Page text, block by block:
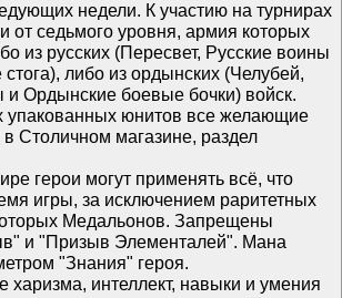
недели. К участию на турнирах
от седьмого уровня, армия которых
из русских (Пересвет, Русские воины
либо из ордынских (Челубей,
Ордынские боевые бочки) войск.
упакованных юнитов все желающие
в Столичном магазине, раздел
герои могут применять всё, что
игры, за исключением раритетных
Медальонов. Запрещены
и "Призыв Элементалей". Мана
"Знания" героя.
интеллект, навыки и умения